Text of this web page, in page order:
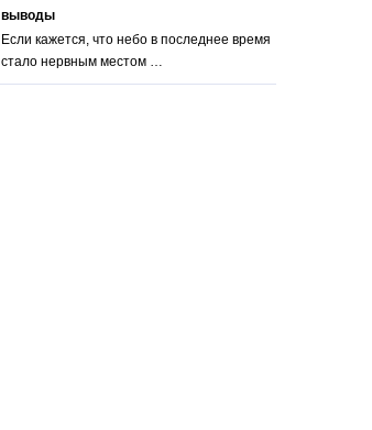
выводы
Если кажется, что небо в последнее время
стало нервным местом …